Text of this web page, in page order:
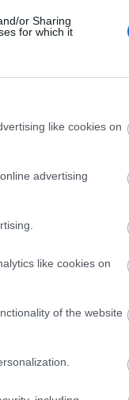
or Sharing
for which it
like cookies on
advertising
like cookies on
of the website
tenger alatt
és gazdasági
a Kreml
de
konferencián
túszaivá